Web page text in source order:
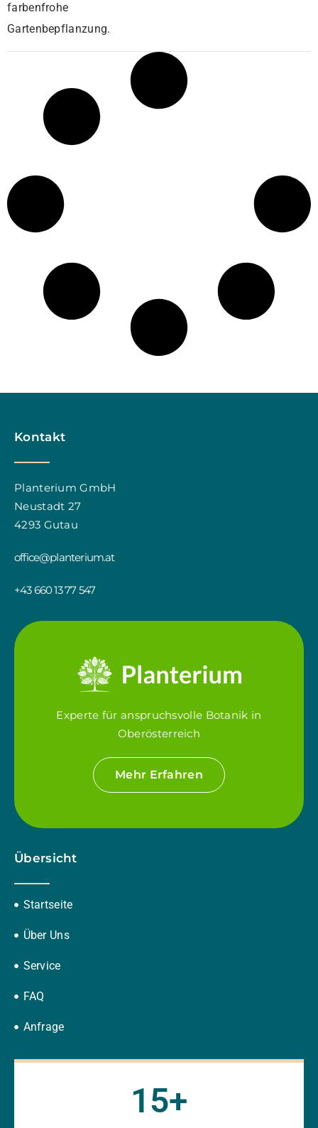
farbenfrohe
Gartenbepflanzung.
Kontakt
Planterium GmbH
Neustadt 27
4293 Gutau
office@planterium.at
+43 660 13 77 547
Experte für anspruchsvolle Botanik in
Oberösterreich
Mehr Erfahren
Übersicht
Startseite
Über Uns
Service
FAQ
Anfrage
15+